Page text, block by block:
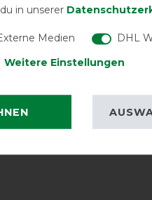
in unserer
Medien
DHL
Weitere Einstellungen